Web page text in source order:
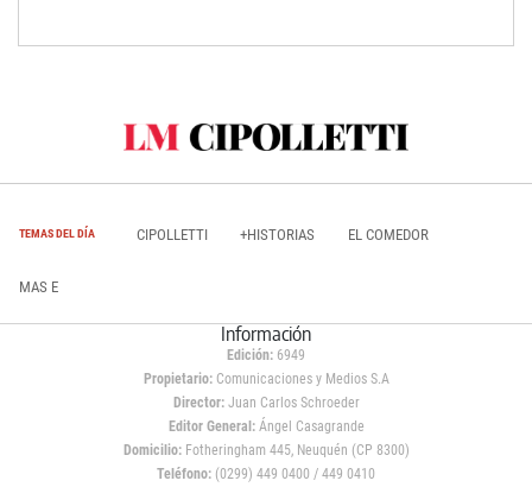
TEMAS DEL DÍA CIPOLLETTI +HISTORIAS EL COMEDOR
MAS E
Información
Edición: 6949
Propietario:Comunicaciones y Medios S.A
Director: Juan Carlos Schroeder
Editor General:Ángel Casagrande
Domicilio:Fotheringham 445, Neuquén (CP 8300)
Teléfono: (0299) 449 0400 / 449 0410